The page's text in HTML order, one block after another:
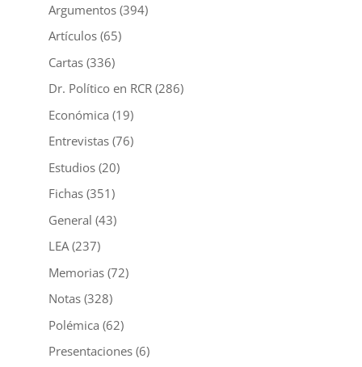
Argumentos(394)
Artículos(65)
Cartas(336)
Dr. Político en RCR(286)
Económica (19)
Entrevistas(76)
Estudios(20)
Fichas(351)
General (43)
LEA(237)
Memorias(72)
Notas(328)
Polémica (62)
Presentaciones(6)